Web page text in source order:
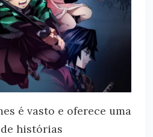
é vasto e oferece uma
histórias